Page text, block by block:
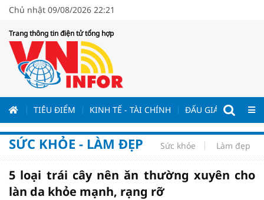
Chủ nhật 09/08/2026 22:21
Trang thông tin điện tử tổng hợp
TIÊU ĐIỂM KINH TẾ - TÀI CHÍNH ĐẤU GIÁ - ĐẤU
SỨC KHỎE - LÀM ĐẸP Sức khỏe Làm đẹp
5 loại trái cây nên ăn thường xuyên cho
làn da khỏe mạnh, rạng rỡ